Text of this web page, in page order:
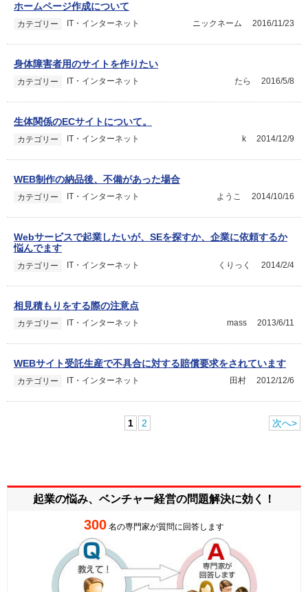
ホームページ作成について
カテゴリー IT・インターネット 2016/11/23
ニックネーム
身体障害者用のサイトを作りたい
カテゴリー IT・インターネット 2016/5/8
たら
生体関係のECサイトについて。
カテゴリー IT・インターネット 2014/12/9
k
WEB制作の納品後、不備があった場合
カテゴリー IT・インターネット 2014/10/16
ようこ
Webサービスで起業したいが、SEを探すか、企業に依頼するか
悩んでます
カテゴリー IT・インターネット 2014/2/4
くりっく
相見積もりをする際の注意点
カテゴリー IT・インターネット 2013/6/11
mass
WEBサイト受託生産で不具合に対する賠償要求をされています
カテゴリー IT・インターネット 2012/12/6
田村
1 2 次へ>
起業の悩み、ベンチャー経営の問題解決に効く！
300 名の専門家が質問に回答します